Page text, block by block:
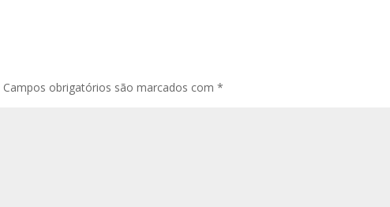
Campos obrigatórios são marcados com*